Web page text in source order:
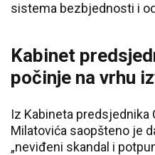
sistema bezbjednosti i
Kabinet
počinje na vrhu
Iz Kabineta predsjednika
Milatovića saopšteno je
„neviđeni skandal i